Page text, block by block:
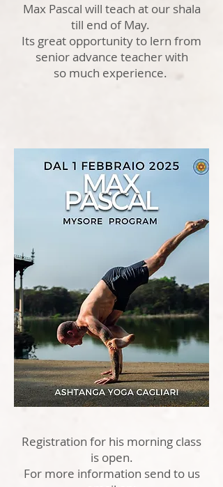
Max Pascal will teach at our shala
till end of May.
Its great opportunity to lern from
senior advance teacher with
so much experience.
Registration for his morning class
is open.
For more information send to us